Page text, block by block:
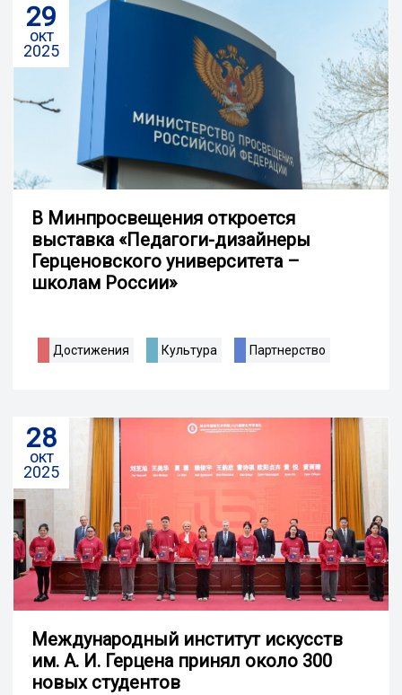
29
окт
2025
В Минпросвещения откроется
выставка «Педагоги-дизайнеры
Герценовского университета –
школам России»
Достижения Культура Партнерство
28
окт
2025
Международный институт искусств
им. А. И. Герцена принял около 300
новых студентов